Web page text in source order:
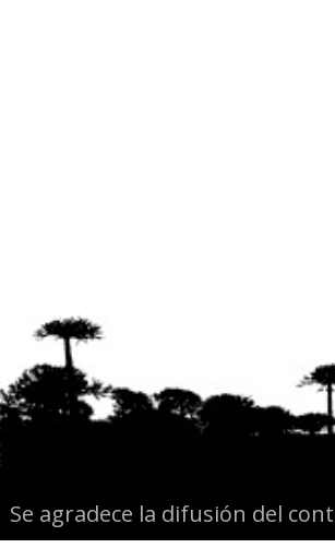
Se agradece la difusión del
la fuente